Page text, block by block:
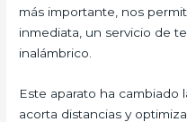
más importante, nos
inmediata, un servicio de
inalámbrico.
Este aparato ha cambiado
acorta distancias y